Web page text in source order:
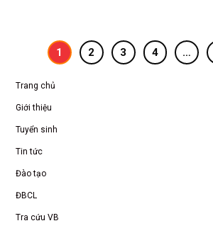
1 2 3 4 …
Trang chủ
Giới thiệu
Tuyển sinh
Tin tức
Đào tạo
ĐBCL
Tra cứu VB